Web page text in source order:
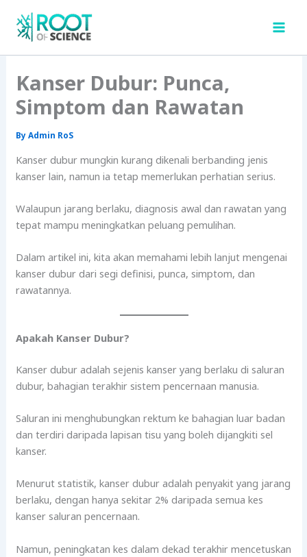
content
Kanser Dubur: Punca,
Simptom dan Rawatan
ByAdmin RoS
Kanser dubur mungkin kurang dikenali berbanding jenis
kanser lain, namun ia tetap memerlukan perhatian serius.
Walaupun jarang berlaku, diagnosis awal dan rawatan yang
tepat mampu meningkatkan peluang pemulihan.
Dalam artikel ini, kita akan memahami lebih lanjut mengenai
kanser dubur dari segi definisi, punca, simptom, dan
rawatannya.
Apakah Kanser Dubur?
Kanser dubur adalah sejenis kanser yang berlaku di saluran
dubur, bahagian terakhir sistem pencernaan manusia.
Saluran ini menghubungkan rektum ke bahagian luar badan
dan terdiri daripada lapisan tisu yang boleh dijangkiti sel
kanser.
Menurut statistik, kanser dubur adalah penyakit yang jarang
berlaku, dengan hanya sekitar 2% daripada semua kes
kanser saluran pencernaan.
Namun, peningkatan kes dalam dekad terakhir mencetuskan